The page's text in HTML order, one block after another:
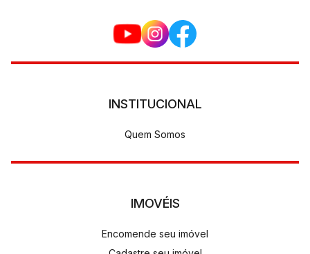
INSTITUCIONAL
Quem Somos
IMOVÉIS
Encomende seu imóvel